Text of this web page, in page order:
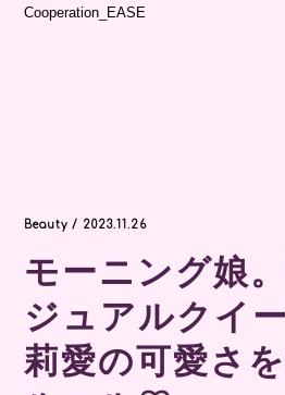
Cooperation_EASE
Beauty / 2023.11.26
モーニング娘
ジュアルクイ
莉愛の可愛さ